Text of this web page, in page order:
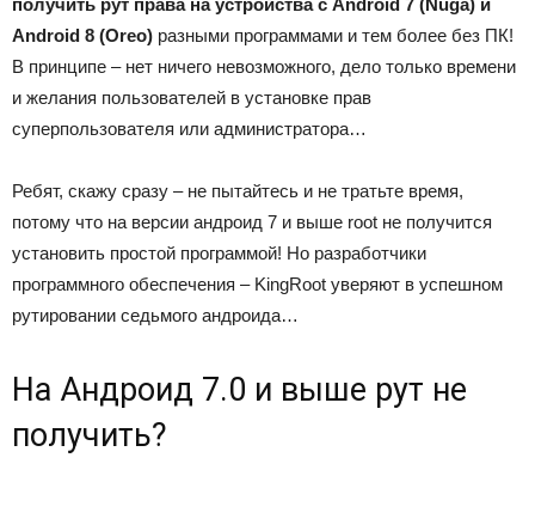
получить рут права на устройства с Android 7 (Nuga) и
Android 8 (Oreo) разными программами и тем более без ПК!
В принципе – нет ничего невозможного, дело только времени
и желания пользователей в установке прав
суперпользователя или администратора…
Ребят, скажу сразу – не пытайтесь и не тратьте время,
потому что на версии андроид 7 и выше root не получится
установить простой программой! Но разработчики
программного обеспечения – KingRoot уверяют в успешном
рутировании седьмого андроида…
На Андроид 7.0 и выше рут не
получить?